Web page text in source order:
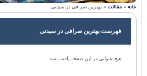
خانه » مقالات » بهترین صرافی در سیدنی
فهرست بهترین صرافی در سیدنی
هیچ عنوانی در این صفحه یافت نشد.